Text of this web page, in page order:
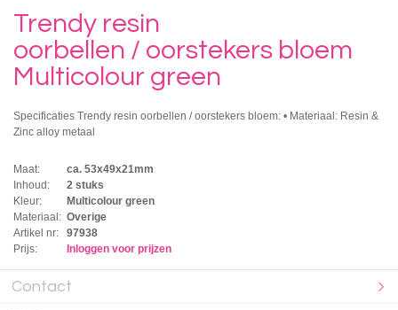
Trendy resin
oorbellen / oorstekers bloem
Multicolour green
Specificaties Trendy resin oorbellen / oorstekers bloem: • Materiaal: Resin &
Zinc alloy metaal
Maat:
ca. 53x49x21mm
Inhoud:
2 stuks
Kleur:
Multicolour green
Materiaal: Overige
Artikel nr:
97938
Prijs:
Inloggen voor prijzen
Contact